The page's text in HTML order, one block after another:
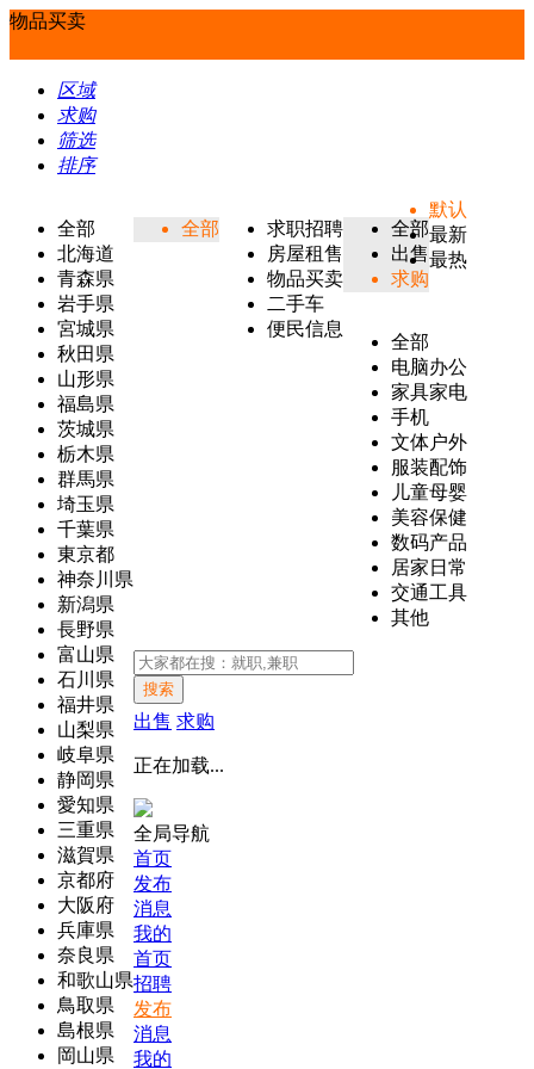
物品买卖
区域
求购
筛选
排序
全部
北海道
青森県
岩手県
宮城県
秋田県
山形県
福島県
茨城県
栃木県
群馬県
埼玉県
千葉県
東京都
神奈川県
新潟県
長野県
富山県
石川県
福井県
山梨県
岐阜県
静岡県
愛知県
三重県
滋賀県
京都府
大阪府
兵庫県
奈良県
和歌山県
鳥取県
島根県
岡山県
全部
求职招聘
房屋租售
物品买卖
二手车
便民信息
全部
出售
求购
全部
电脑办公
家具家电
手机
文体户外
服装配饰
儿童母婴
美容保健
数码产品
居家日常
交通工具
其他
默认
最新
最热
搜索
出售 求购
正在加载...
全局导航
首页
发布
消息
我的
首页
招聘
发布
消息
我的